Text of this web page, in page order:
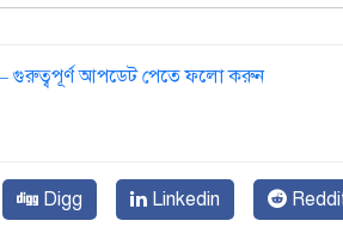
গুরুত্বপূর্ণ আপডেট পেতে ফলো করুন
Digg Linkedin